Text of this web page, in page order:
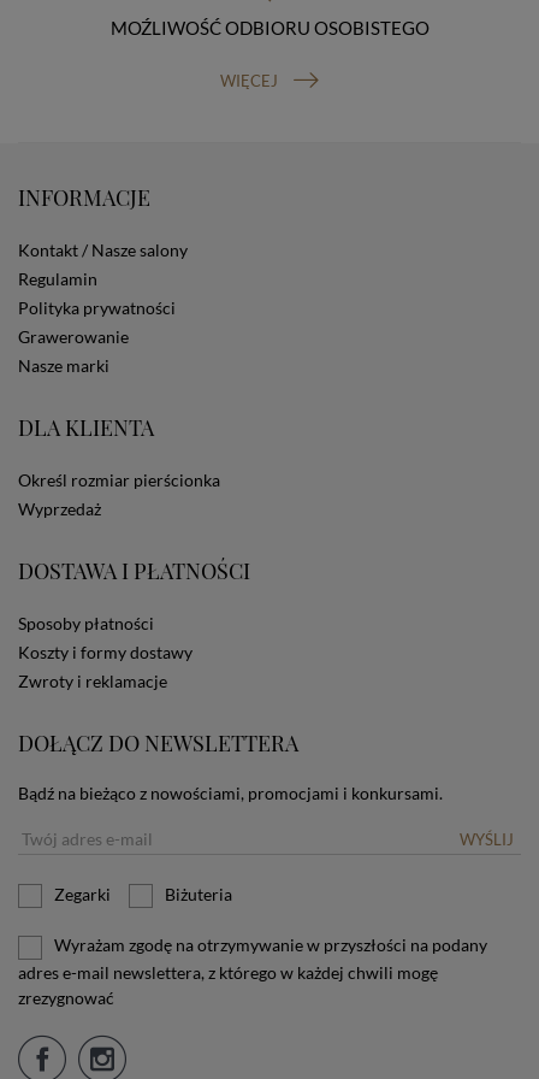
prawo do cofnięcia zgody na przetwarzanie danych
przetwarzanie danych w dowolnym momencie;
cofnięcie zgody nie ma wpływu na zgodność z prawem
Informacja o dobrowolności podania danych
Podanie przez Ciebie danych jest dobrowolne. Jeżeli
zawartości naszej strony
Zautomatyzowane podejmowanie decyzji
Na stronie Sklepu są wykorzystywane pliki cookies.
Stosowane są one w celach zapewnienia maksymalnej
przy korzystaniu ze Sklepu (zapamiętywanie
anonimowych danych dla celów reklamowych i
ze Sklepu bez zmiany ustawień w przeglądarce
dotyczących cookies oznacza, że będą one
użytkownika. Jeżeli użytkownik nie wyraża zgody na
stosowanie plików cookies powinien zmienić
informacji o plikach cookies.
MOŹLIWOŚĆ ODBIORU OSOBISTEGO
WIĘCEJ
INFORMACJE
Kontakt / Nasze salony
Regulamin
Polityka prywatności
Grawerowanie
Nasze marki
DLA KLIENTA
Określ rozmiar pierścionka
Wyprzedaż
DOSTAWA I PŁATNOŚCI
Sposoby płatności
Koszty i formy dostawy
Zwroty i reklamacje
DOŁĄCZ DO NEWSLETTERA
Bądź na bieżąco z nowościami, promocjami i konkursami.
WYŚLIJ
Zegarki Biżuteria
Wyrażam zgodę na otrzymywanie w przyszłości na podany
adres e-mail newslettera, z którego w każdej chwili mogę
zrezygnować